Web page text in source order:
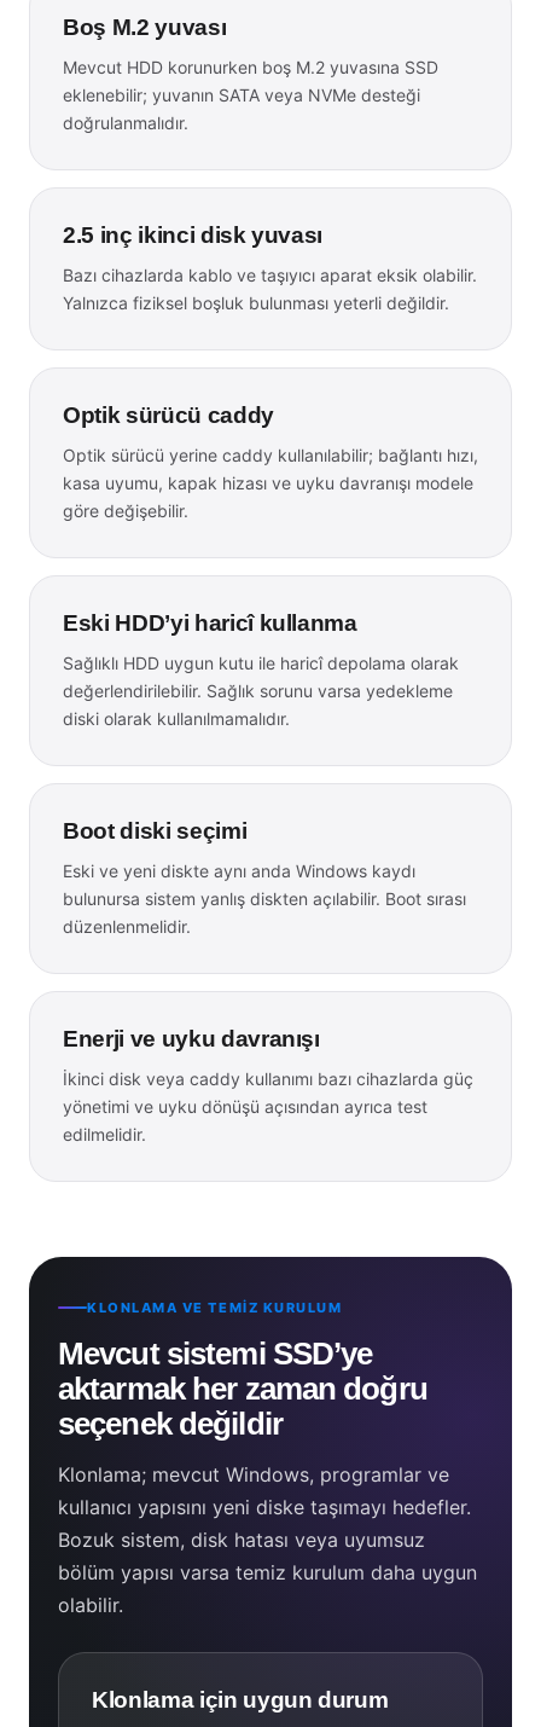
Boş M.2 yuvası
Mevcut HDD korunurken boş M.2 yuvasına SSD
eklenebilir; yuvanın SATA veya NVMe desteği
doğrulanmalıdır.
2.5 inç ikinci disk yuvası
Bazı cihazlarda kablo ve taşıyıcı aparat eksik olabilir.
Yalnızca fiziksel boşluk bulunması yeterli değildir.
Optik sürücü caddy
Optik sürücü yerine caddy kullanılabilir; bağlantı hızı,
kasa uyumu, kapak hizası ve uyku davranışı modele
göre değişebilir.
Eski HDD’yi haricî kullanma
Sağlıklı HDD uygun kutu ile haricî depolama olarak
değerlendirilebilir. Sağlık sorunu varsa yedekleme
diski olarak kullanılmamalıdır.
Boot diski seçimi
Eski ve yeni diskte aynı anda Windows kaydı
bulunursa sistem yanlış diskten açılabilir. Boot sırası
düzenlenmelidir.
Enerji ve uyku davranışı
İkinci disk veya caddy kullanımı bazı cihazlarda güç
yönetimi ve uyku dönüşü açısından ayrıca test
edilmelidir.
KLONLAMA VE TEMIZ KURULUM
Mevcut sistemi SSD’ye
aktarmak her zaman doğru
seçenek değildir
Klonlama; mevcut Windows, programlar ve
kullanıcı yapısını yeni diske taşımayı hedefler.
Bozuk sistem, disk hatası veya uyumsuz
bölüm yapısı varsa temiz kurulum daha uygun
olabilir.
Klonlama için uygun durum